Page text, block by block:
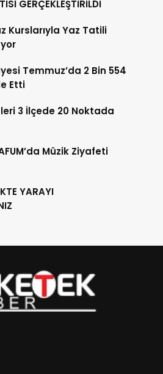
GERÇEKLEŞTİRİLDİ
Kurslarıyla Yaz Tatili
Temmuz’da 2 Bin 554
Etti
3 İlçede 20 Noktada
Müzik Ziyafeti
YARAYI